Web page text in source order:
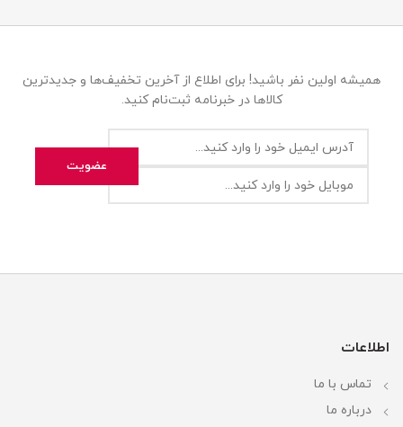
همیشه اولین نفر باشید! برای اطلاع از آخرین تخفیف‌ها و جدیدترین
کالاها در خبرنامه ثبت‌نام کنید.
اطلاعات
تماس با ما
درباره ما